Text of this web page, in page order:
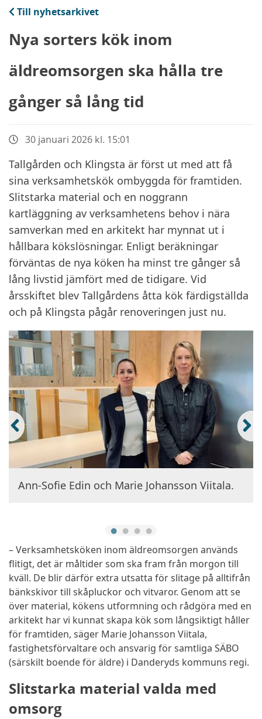
Till nyhetsarkivet
Nya sorters kök inom
äldreomsorgen ska hålla tre
gånger så lång tid
30 januari 2026 kl. 15:01
Tallgården och Klingsta är först ut med att få
sina verksamhetskök ombyggda för framtiden.
Slitstarka material och en noggrann
kartläggning av verksamhetens behov i nära
samverkan med en arkitekt har mynnat ut i
hållbara kökslösningar. Enligt beräkningar
förväntas de nya köken ha minst tre gånger så
lång livstid jämfört med de tidigare. Vid
årsskiftet blev Tallgårdens åtta kök färdigställda
och på Klingsta pågår renoveringen just nu.
Ann-Sofie Edin och Marie Johansson Viitala.
Ett av Tallgårdens kök efter renoveringen.
Ett av Tallgårdens kök före renoveringen.
– Verksamhetsköken inom äldreomsorgen används
flitigt, det är måltider som ska fram från morgon till
kväll. De blir därför extra utsatta för slitage på alltifrån
bänkskivor till skåpluckor och vitvaror. Genom att se
över material, kökens utformning och rådgöra med en
arkitekt har vi kunnat skapa kök som långsiktigt håller
för framtiden, säger Marie Johansson Viitala,
fastighetsförvaltare och ansvarig för samtliga SÄBO
(särskilt boende för äldre) i Danderyds kommuns regi.
Slitstarka material valda med
omsorg